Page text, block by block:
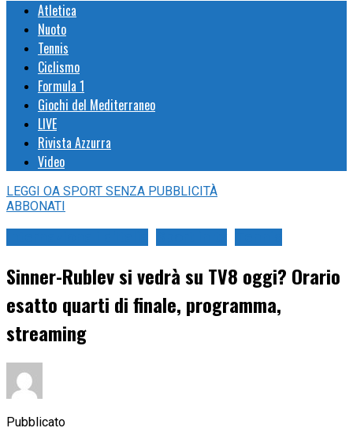
Atletica
Nuoto
Tennis
Ciclismo
Formula 1
Giochi del Mediterraneo
LIVE
Rivista Azzurra
Video
LEGGI OA SPORT SENZA PUBBLICITÀ
ABBONATI
Sinner-Rublev si vedrà su TV8 oggi? Orario
esatto quarti di finale, programma,
streaming
Pubblicato